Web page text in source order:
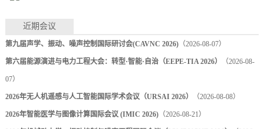
近期会议
第九届声学、振动、噪声控制国际研讨会(CAVNC 2026)（2026-08-07）
第六届能源演进与电力工程大会：转型·智能·自治（EEPE-TIA 2026） （2026-08-
07）
2026年无人机遥感与人工智能国际学术会议（URSAI 2026） （2026-08-08）
2026年智能医学与图像计算国际会议 (IMIC 2026)（2026-08-21）